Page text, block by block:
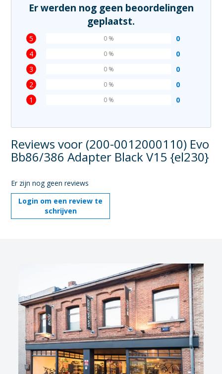
Er werden nog geen beoordelingen
geplaatst.
5 0
0 %
4 0
0 %
3 0
0 %
2 0
0 %
1 0
0 %
Reviews voor (200-0012000110) Evo
Bb86/386 Adapter Black V15 {el230}
Er zijn nog geen reviews
Login om een review te
schrijven